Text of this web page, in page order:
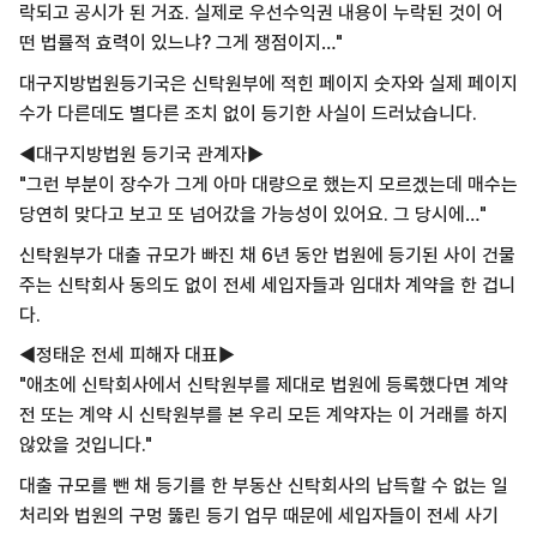
락되고 공시가 된 거죠. 실제로 우선수익권 내용이 누락된 것이 어
떤 법률적 효력이 있느냐? 그게 쟁점이지…"
대구지방법원등기국은 신탁원부에 적힌 페이지 숫자와 실제 페이지
수가 다른데도 별다른 조치 없이 등기한 사실이 드러났습니다.
◀대구지방법원 등기국 관계자▶
"그런 부분이 장수가 그게 아마 대량으로 했는지 모르겠는데 매수는
당연히 맞다고 보고 또 넘어갔을 가능성이 있어요. 그 당시에…"
신탁원부가 대출 규모가 빠진 채 6년 동안 법원에 등기된 사이 건물
주는 신탁회사 동의도 없이 전세 세입자들과 임대차 계약을 한 겁니
다.
◀정태운 전세 피해자 대표▶
"애초에 신탁회사에서 신탁원부를 제대로 법원에 등록했다면 계약
전 또는 계약 시 신탁원부를 본 우리 모든 계약자는 이 거래를 하지
않았을 것입니다."
대출 규모를 뺀 채 등기를 한 부동산 신탁회사의 납득할 수 없는 일
처리와 법원의 구멍 뚫린 등기 업무 때문에 세입자들이 전세 사기